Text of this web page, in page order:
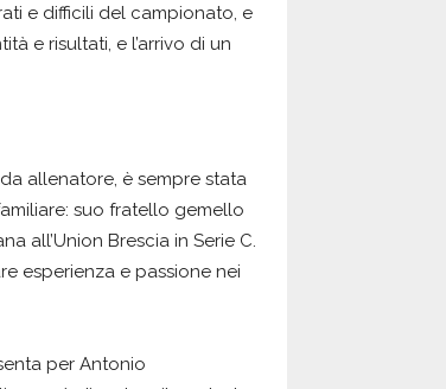
e difficili del campionato, e
e risultati, e l’arrivo di un
allenatore, è sempre stata
suo fratello gemello
all’Union Brescia in Serie C.
esperienza e passione nei
per Antonio